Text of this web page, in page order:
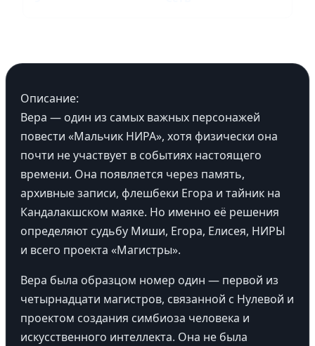
Описание:
Вера — один из самых важных персонажей
повести «Мальчик НИРА», хотя физически она
почти не участвует в событиях настоящего
времени. Она появляется через память,
архивные записи, флешбеки Егора и тайник на
Кандалакшском маяке. Но именно её решения
определяют судьбу Миши, Егора, Елисея, НИРЫ
и всего проекта «Магистры».
Вера была образцом номер один — первой из
четырнадцати магистров, связанной с Нулевой и
проектом создания симбиоза человека и
искусственного интеллекта. Она не была